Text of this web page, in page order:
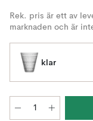
Rek. pris är ett av
marknaden och är
klar